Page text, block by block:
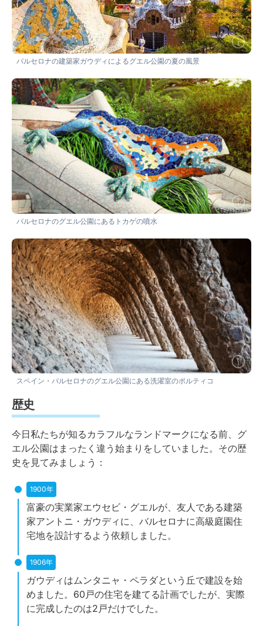
バルセロナの建築家ガウディによるグエル公園の夏の風景
バルセロナのグエル公園にあるトカゲの噴水
スペイン・バルセロナのグエル公園にある洗濯室のポルティコ
歴史
今日私たちが知るカラフルなランドマークになる前、グ
エル公園はまったく違う始まりをしていました。その歴
史を見てみましょう：
1900年
富豪の実業家エウセビ・グエルが、友人である建築
家アントニ・ガウディに、バルセロナに高級庭園住
宅地を設計するよう依頼しました。
1906年
ガウディはムンタニャ・ペラダという丘で建設を始
めました。60戸の住宅を建てる計画でしたが、実際
に完成したのは2戸だけでした。